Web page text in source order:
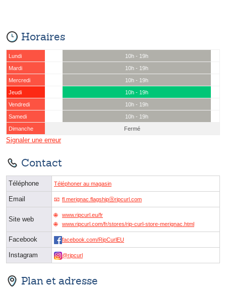
Horaires
Lundi
10h - 19h
Mardi
10h - 19h
Mercredi
10h - 19h
Jeudi
10h - 19h
Vendredi
10h - 19h
Samedi
10h - 19h
Dimanche
Fermé
Signaler une erreur
Contact
Téléphone Téléphoner au magasin
Email fl.merignac.flagshipⓐripcurl.com
Site web
www.ripcurl.eu/fr
www.ripcurl.com/fr/stores/rip-curl-store-merignac.html
Facebook facebook.com/RipCurlEU
Instagram @ripcurl
Plan et adresse